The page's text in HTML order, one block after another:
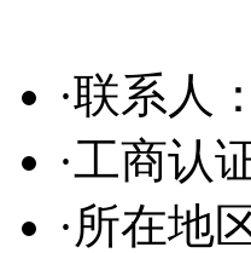
·联系人
·工商认
·所在地